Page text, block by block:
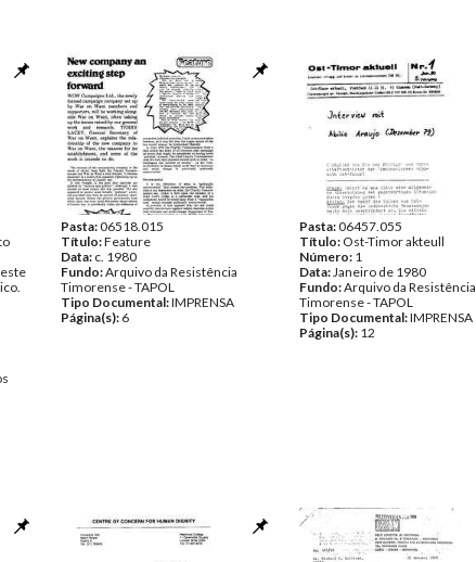
Pasta:06518.015
Título:Feature
Data: c. 1980
Fundo:Arquivo da Resistência
Timorense - TAPOL
Tipo Documental:IMPRENSA
Página(s): 6
Pasta:06457.055
Título: Ost-Timor akteull
Número: 1
Data:Janeiro de 1980
Fundo:Arquivo da Resistência
Timorense - TAPOL
Tipo Documental:IMPRENSA
Página(s): 12